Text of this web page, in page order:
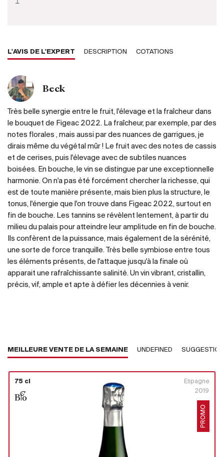
L'AVIS DE L'EXPERT DESCRIPTION COTATIONS
Beck
Très belle synergie entre le fruit, l'élevage et la fraîcheur dans
le bouquet de Figeac 2022. La fraîcheur, par exemple, par des
notes florales , mais aussi par des nuances de garrigues, je
dirais même du végétal mûr ! Le fruit avec des notes de cassis
et de cerises, puis l'élevage avec de subtiles nuances
boisées. En bouche, le vin se distingue par une exceptionnelle
harmonie. On n'a pas été forcément chercher la richesse, qui
est de toute manière présente, mais bien plus la structure, le
tonus, l'énergie que l'on trouve dans Figeac 2022, surtout en
fin de bouche. Les tannins se révèlent lentement, à partir du
milieu du palais pour atteindre leur amplitude en fin de bouche.
Ils confèrent de la puissance, mais également de la sérénité,
une sorte de force tranquille. Très belle symbiose entre tous
les éléments présents, de l'attaque jusqu'à la finale où
apparait une rafraîchissante salinité. Un vin vibrant, cristallin,
précis, vif, ample et apte à défier les décennies à venir.
MEILLEURE VENTE DE LA SEMAINE UNDEFINED
75 cl
Espagne
2019
PROMO